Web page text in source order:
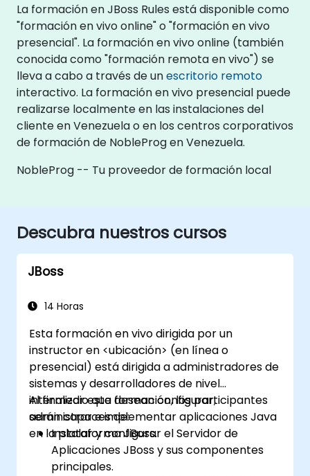
La formación en JBoss Rules está disponible como
"formación en vivo online" o "formación en vivo
presencial". La formación en vivo online (también
conocida como "formación remota en vivo") se
lleva a cabo a través de unescritorio remoto
interactivo. La formación en vivo presencial puede
realizarse localmente en las instalaciones del
cliente en Venezuela o en los centros corporativos
de formación de NobleProg en Venezuela.
NobleProg -- Tu proveedor de formación local
Descubra nuestros cursos
JBoss
14 Horas
Esta formación en vivo dirigida por un
instructor en <ubicación> (en línea o
presencial) está dirigida a administradores de
sistemas y desarrolladores de nivel
intermedio que desean configurar,
administrar e implementar aplicaciones Java
en la plataforma JBoss.
Al finalizar esta formación, los participantes
serán capaces de:
Instalar y configurar el Servidor de
Aplicaciones JBoss y sus componentes
principales.